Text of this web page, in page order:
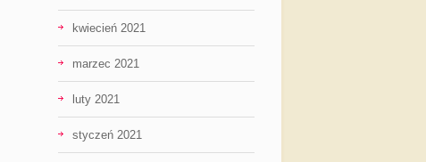
kwiecień 2021
marzec 2021
luty 2021
styczeń 2021